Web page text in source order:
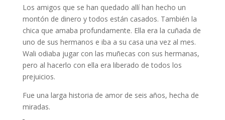
Los amigos que se han quedado allí han hecho un
montón de dinero y todos están casados. También la
chica que amaba profundamente. Ella era la cuñada de
uno de sus hermanos e iba a su casa una vez al mes.
Wali odiaba jugar con las muñecas con sus hermanas,
pero al hacerlo con ella era liberado de todos los
prejuicios.
Fue una larga historia de amor de seis años, hecha de
miradas.